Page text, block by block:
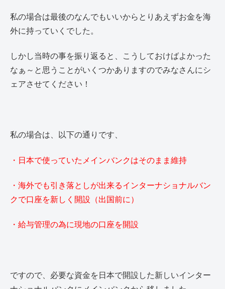
私の場合は最後のなんでもいいからとりあえずお金を海
外に持っていくでした。
しかし当時の事を振り返ると、こうしておけばよかった
なぁ～と思うことがいくつかありますのでみなさんにシ
ェアさせてください！
私の場合は、以下の通りです、
・日本で使っていたメインバンクはそのまま維持
・海外でも引き落としが出来るインターナショナルバン
クで口座を新しく開設（出国前に）
・給与管理の為に現地の口座を開設
ですので、必要な資金を日本で開設した新しいインター